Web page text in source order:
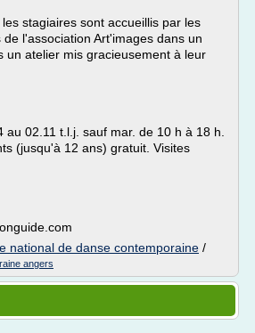
stagiaires sont accueillis par les
l'association Art'images dans un
un atelier mis gracieusement à leur
02.11 t.l.j. sauf mar. de 10 h à 18 h.
(jusqu'à 12 ans) gratuit. Visites
national de danse contemporaine /
angers